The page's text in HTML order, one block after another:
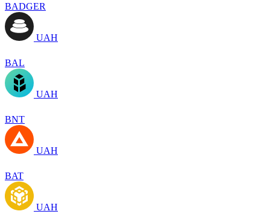
BADGER
UAH
BAL
UAH
BNT
UAH
BAT
UAH